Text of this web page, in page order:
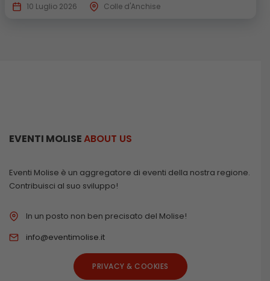
10 Luglio 2026 Colle d'Anchise
EVENTI MOLISEABOUT US
Eventi Molise è un aggregatore di eventi della nostra regione.
Contribuisci al suo sviluppo!
In un posto non ben precisato del Molise!
info@eventimolise.it
PRIVACY & COOKIES